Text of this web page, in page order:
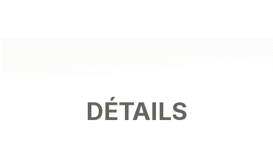
DÉTAILS